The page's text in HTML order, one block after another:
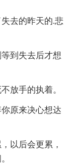
去的昨天的.悲
到失去后才想
放手的执着。
原来决心想达
以后会更累，